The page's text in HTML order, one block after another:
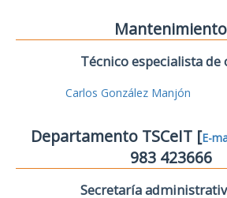
Mantenimiento
Técnico especialista de
Carlos González Manjón
Departamento TSCeIT [E-
983 423666
Secretaría